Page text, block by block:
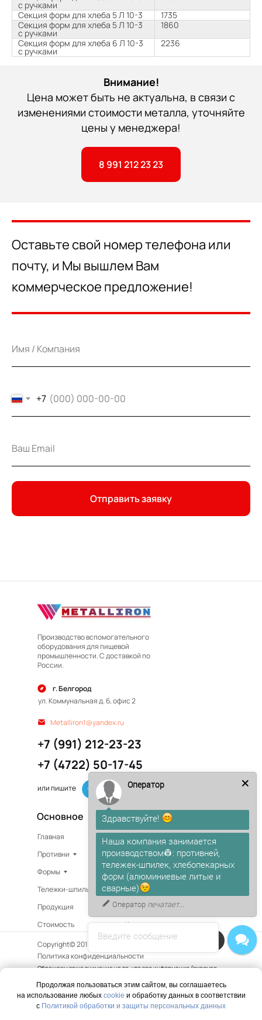
с ручками
Секция форм для хлеба 5 Л 10-3
1735
Секция форм для хлеба 5 Л 10-3
с ручками
1860
Секция форм для хлеба 6 Л 10-3
с ручками
2236
Внимание!
Цена может быть не актуальна, в связи с
изменениями стоимости металла, уточняйте
цены у менеджера!
8 991 212 23 23
Оставьте свой номер телефона или
почту, и Мы вышлем Вам
коммерческое предложение!
+7
Отправить заявку
Производство вспомогательного
оборудования для пищевой
промышленности. С доставкой по
России.
г. Белгород
ул. Коммунальная д. 6, офис 2
+7 (991) 212-23-23
Metalliron1@yandex.ru
Основное
Главная
Продукция
О компании
Противни
Стоимость
Доставка
Тележки-шпильки
Сертификаты
Контакты
Copyright© 2015 - 2025. Все права защищены.
Политика конфиденциальности
или пишите
+7 (4722) 50-17-45
Формы
В наличии
Обращаем ваше внимание на то, что вся информация (включая
информационный характер и ни при каких условиях не является
публичной офертой, определяемой положениями Статьи 437 (2)
Гражданского кодекса РФ.
Продолжая пользоваться этим сайтом, вы соглашаетесь
на использование любых cookie и обработку данных в соответствии
с Политикой обработки и защиты персональных данных
Напишите в чат!
Введите сообщение
Оператор
Здравствуйте!
Наша компания занимается
производством👷: противней,
тележек-шпилек, хлебопекарных
форм (алюминиевые литые и
сварные)
Оператор печатает...